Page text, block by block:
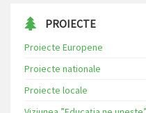
PROIECTE
Proiecte Europene
Proiecte nationale
Proiecte locale